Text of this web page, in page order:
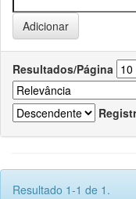
Resultados/Página
Resultado 1-1 de 1.